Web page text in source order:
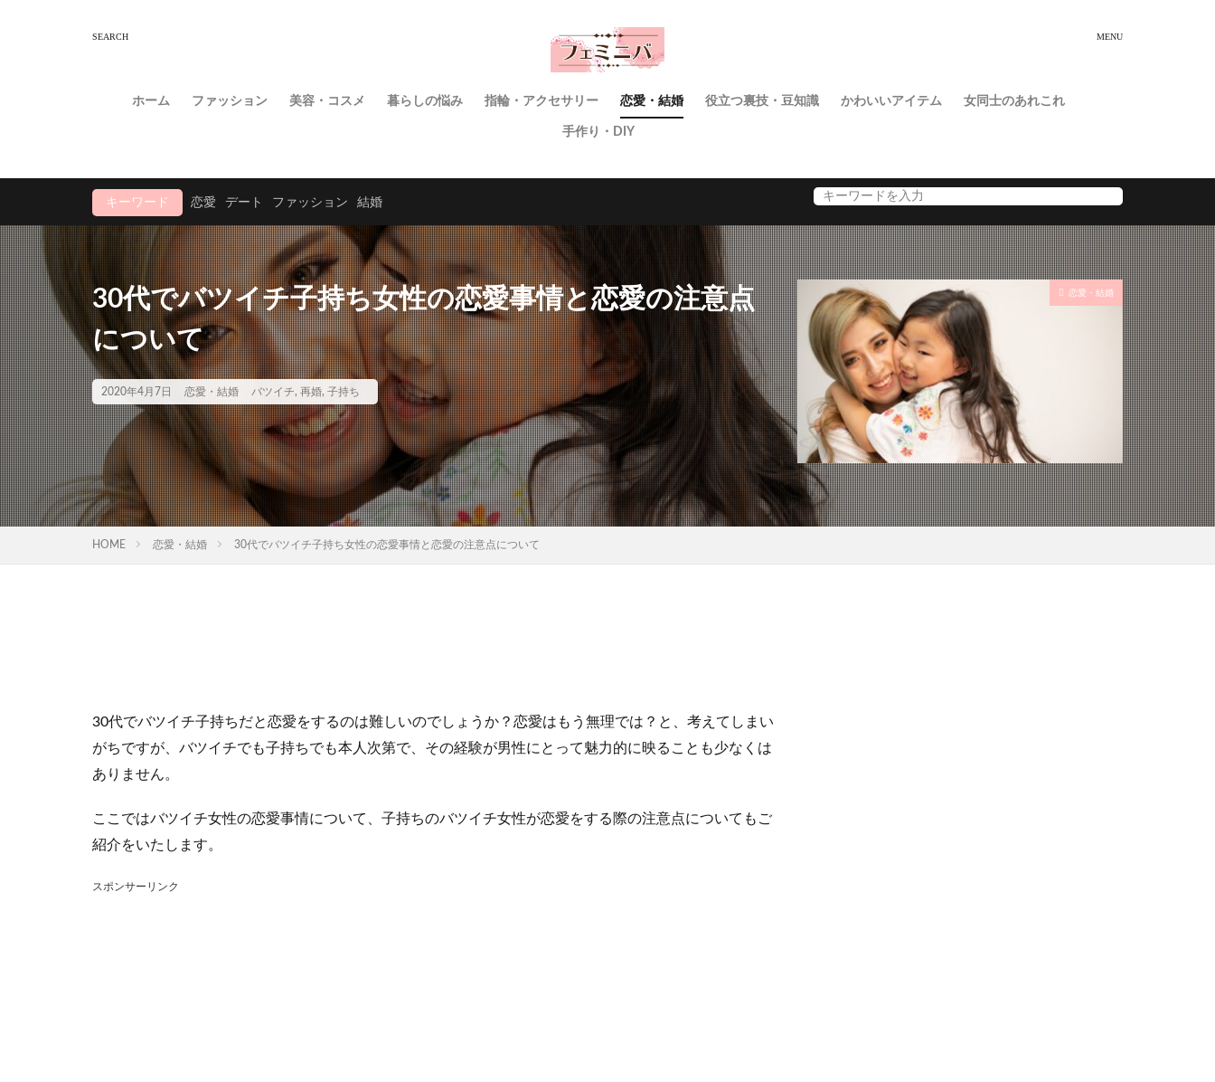
ホーム ファッション 美容・コスメ 暮らしの悩み 指輪・アクセサリー 恋愛・結婚 役立つ裏技・豆知識 かわいいアイテム 女同士のあれこれ
手作り・DIY
キーワード 恋愛 デート ファッション 結婚
30代でバツイチ子持ち女性の恋愛事情と恋愛の注意点
について
2020年4月7日 恋愛・結婚 バツイチ, 再婚, 子持ち
恋愛・結婚
HOME 恋愛・結婚 30代でバツイチ子持ち女性の恋愛事情と恋愛の注意点について
30代でバツイチ子持ちだと恋愛をするのは難しいのでしょうか？恋愛はもう無理では？と、考えてしまい
がちですが、バツイチでも子持ちでも本人次第で、その経験が男性にとって魅力的に映ることも少なくは
ありません。
ここではバツイチ女性の恋愛事情について、子持ちのバツイチ女性が恋愛をする際の注意点についてもご
紹介をいたします。
スポンサーリンク